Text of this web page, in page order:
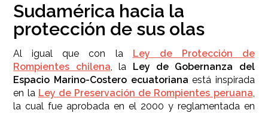
Sudamérica hacia la
protección de sus olas
Al igual que con la
Ley de Protección de
Rompientes chilena, la
Ley de Gobernanza del
Espacio Marino-Costero ecuatoriana está inspirada
en la Ley de Preservación de Rompientes peruana,
la cual fue aprobada en el 2000 y reglamentada en